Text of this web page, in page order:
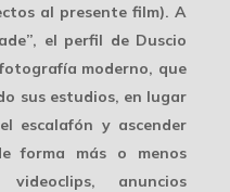
al presente film). A
el perfil de Duscio
moderno, que
sus estudios, en lugar
escalafón y ascender
forma más o menos
anuncios